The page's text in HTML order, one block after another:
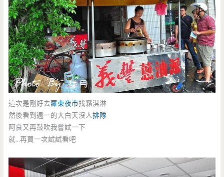
這次是剛好去羅東夜市找霜淇淋
然後看到週一的大白天沒人排隊
阿良又再鼓吹我嘗試一下
就…再買一次試試看吧